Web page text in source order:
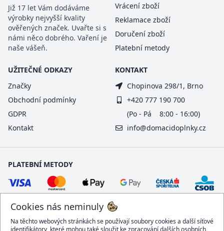
Cookies nás neminuly
Na těchto webových stránkách se používají soubory cookies a další síťové
identifikátory, které mohou také sloužit ke zpracování dalších osobních
Již 17 let Vám dodáváme
výrobky nejvyšší kvality
ověřených značek. Uvařte si s
námi něco dobrého. Vaření je
naše vášeň.
Vrácení zboží
Reklamace zboží
Doručení zboží
Platební metody
UŽITEČNÉ ODKAZY
Značky
Obchodní podmínky
GDPR
Kontakt
KONTAKT
Chopinova 298/1, Brno
+420 777 190 700
(Po - Pá 8:00 - 16:00)
info@domacidoplnky.cz
PLATEBNÍ METODY